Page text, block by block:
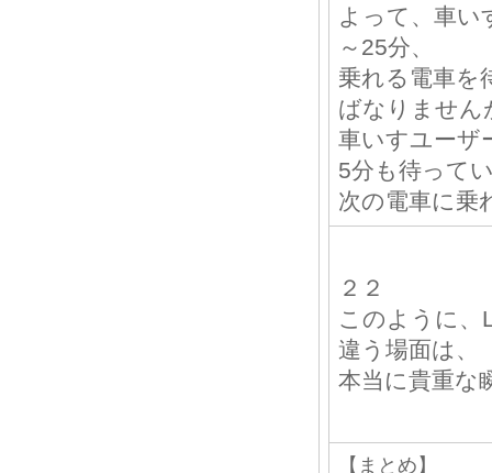
よって、車い
～25分、
乗れる電車を
ばなりません
車いすユーザ
5分も待って
次の電車に乗
２２
このように、
違う場面は、
本当に貴重な
【まとめ】